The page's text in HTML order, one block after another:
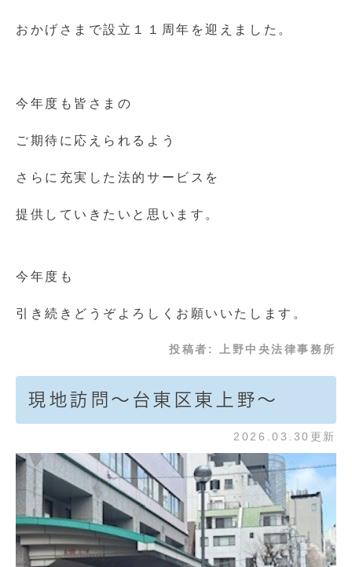
おかげさまで設立１１周年を迎えました。
今年度も皆さまの
ご期待に応えられるよう
さらに充実した法的サービスを
提供していきたいと思います。
今年度も
引き続きどうぞよろしくお願いいたします。
投稿者: 上野中央法律事務所
現地訪問～台東区東上野～
2026.03.30更新